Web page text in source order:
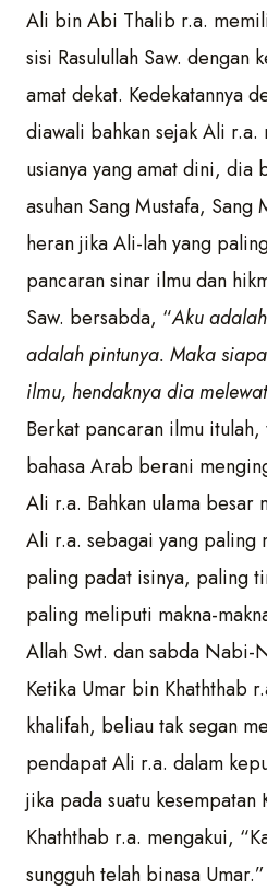
Ali bin Abi Thalib r.a.
sisi Rasulullah Saw. dengan
amat dekat. Kedekatannya
diawali bahkan sejak Ali r.a.
usianya yang amat dini, dia
asuhan Sang Mustafa, Sang
heran jika Ali-lah yang
pancaran sinar ilmu dan
Saw. bersabda, “Aku
adalah pintunya. Maka
ilmu, hendaknyadia
Berkat pancaran ilmu
bahasa Arab berani
Ali r.a. Bahkan ulama besar
Ali r.a. sebagai yang paling
paling padat isinya, paling
paling meliputi makna-
Allah Swt. dan sabda Nabi-
Ketika Umar bin Khaththab
khalifah, beliau tak segan
pendapat Ali r.a. dalam
jika pada suatu kesempatan
Khaththab r.a. mengakui,
sungguh telah binasa Umar.”